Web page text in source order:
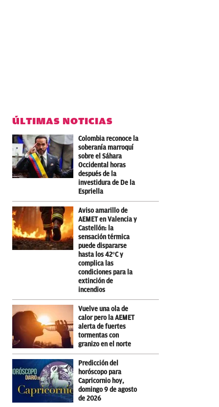
ÚLTIMAS NOTICIAS
Colombia reconoce la
soberanía marroquí
sobre el Sáhara
Occidental horas
después de la
investidura de De la
Espriella
Aviso amarillo de
AEMET en Valencia y
Castellón: la
sensación térmica
puede dispararse
hasta los 42ºC y
complica las
condiciones para la
extinción de
incendios
Vuelve una ola de
calor pero la AEMET
alerta de fuertes
tormentas con
granizo en el norte
Predicción del
horóscopo para
Capricornio hoy,
domingo 9 de agosto
de 2026